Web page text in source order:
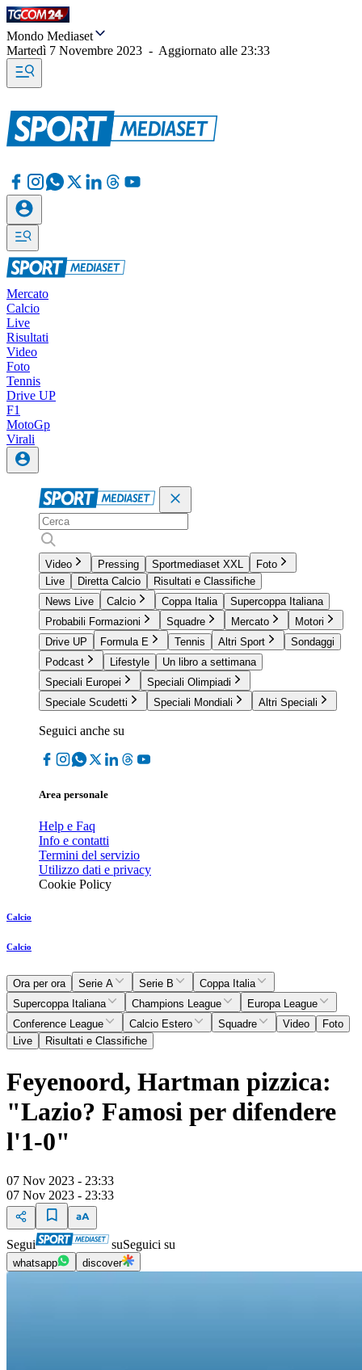
Mondo Mediaset
Martedì 7 Novembre 2023 - Aggiornato alle 23:33
Mercato
Calcio
Live
Risultati
Video
Foto
Tennis
Drive UP
F1
MotoGp
Virali
Video Pressing Sportmediaset XXL
Foto
Live
Diretta Calcio
Risultati e Classifiche
News Live
Calcio Coppa Italia
Supercoppa Italiana
Probabili Formazioni
Squadre Mercato
Motori
Drive UP
Formula E Tennis Altri Sport
Sondaggi
Podcast
Lifestyle
Un libro a settimana
Speciali Europei
Speciali Olimpiadi
Speciale Scudetti
Speciali Mondiali Altri Speciali
Seguici anche su
Area personale
Help e Faq
Info e contatti
Termini del servizio
Utilizzo dati e privacy
Cookie Policy
Calcio
Calcio
Ora per ora Serie A Serie B
Coppa Italia
Supercoppa Italiana
Champions League
Europa League
Conference League
Calcio Estero Squadre Video
Foto
Live
Risultati e Classifiche
Feyenoord, Hartman pizzica:
"Lazio? Famosi per difendere
l'1-0"
07 Nov 2023 - 23:33
07 Nov 2023 - 23:33
Segui suSeguici su
whatsapp discover